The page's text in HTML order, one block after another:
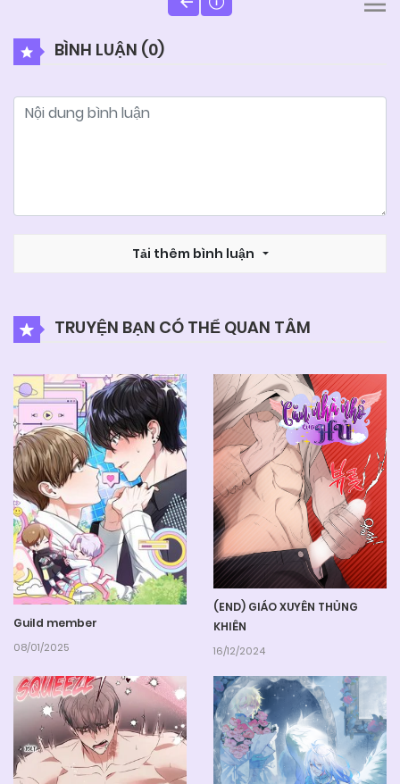
BÌNH LUẬN (0)
Tải thêm bình luận
TRUYỆN BẠN CÓ THỂ QUAN TÂM
Guild member
08/01/2025
(END) GIÁO XUYÊN THỦNG
KHIÊN
16/12/2024